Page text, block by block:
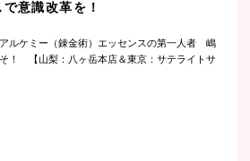
意識改革を！
ルケミー（錬金術）エッセンスの第一人者 嶋
！ 【山梨：八ヶ岳本店＆東京：サテライトサ